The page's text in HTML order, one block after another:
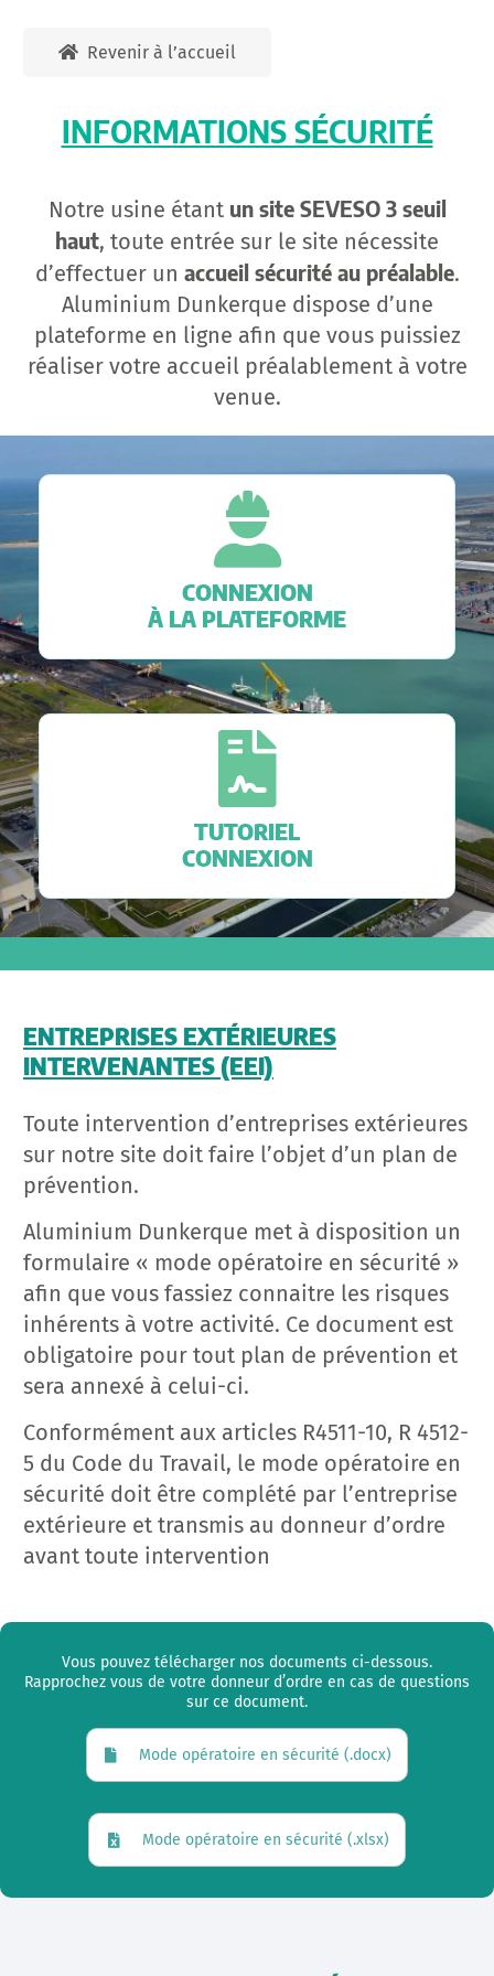
Revenir à l’accueil
INFORMATIONS SÉCURITÉ
Notre usine étant un site SEVESO 3 seuil
haut, toute entrée sur le site nécessite
d’effectuer un accueil sécurité au préalable.
Aluminium Dunkerque dispose d’une
plateforme en ligne afin que vous puissiez
réaliser votre accueil préalablement à votre
venue.
CONNEXION
À LA PLATEFORME
TUTORIEL
CONNEXION
ENTREPRISES EXTÉRIEURES
INTERVENANTES (EEI)
Toute intervention d’entreprises extérieures
sur notre site doit faire l’objet d’un plan de
prévention.
Aluminium Dunkerque met à disposition un
formulaire « mode opératoire en sécurité »
afin que vous fassiez connaitre les risques
inhérents à votre activité. Ce document est
obligatoire pour tout plan de prévention et
sera annexé à celui-ci.
Conformément aux articles R4511-10, R 4512-
5 du Code du Travail, le mode opératoire en
sécurité doit être complété par l’entreprise
extérieure et transmis au donneur d’ordre
avant toute intervention
Vous pouvez télécharger nos documents ci-dessous.
Rapprochez vous de votre donneur d’ordre en cas de questions
sur ce document.
Mode opératoire en sécurité (.docx)
Mode opératoire en sécurité (.xlsx)